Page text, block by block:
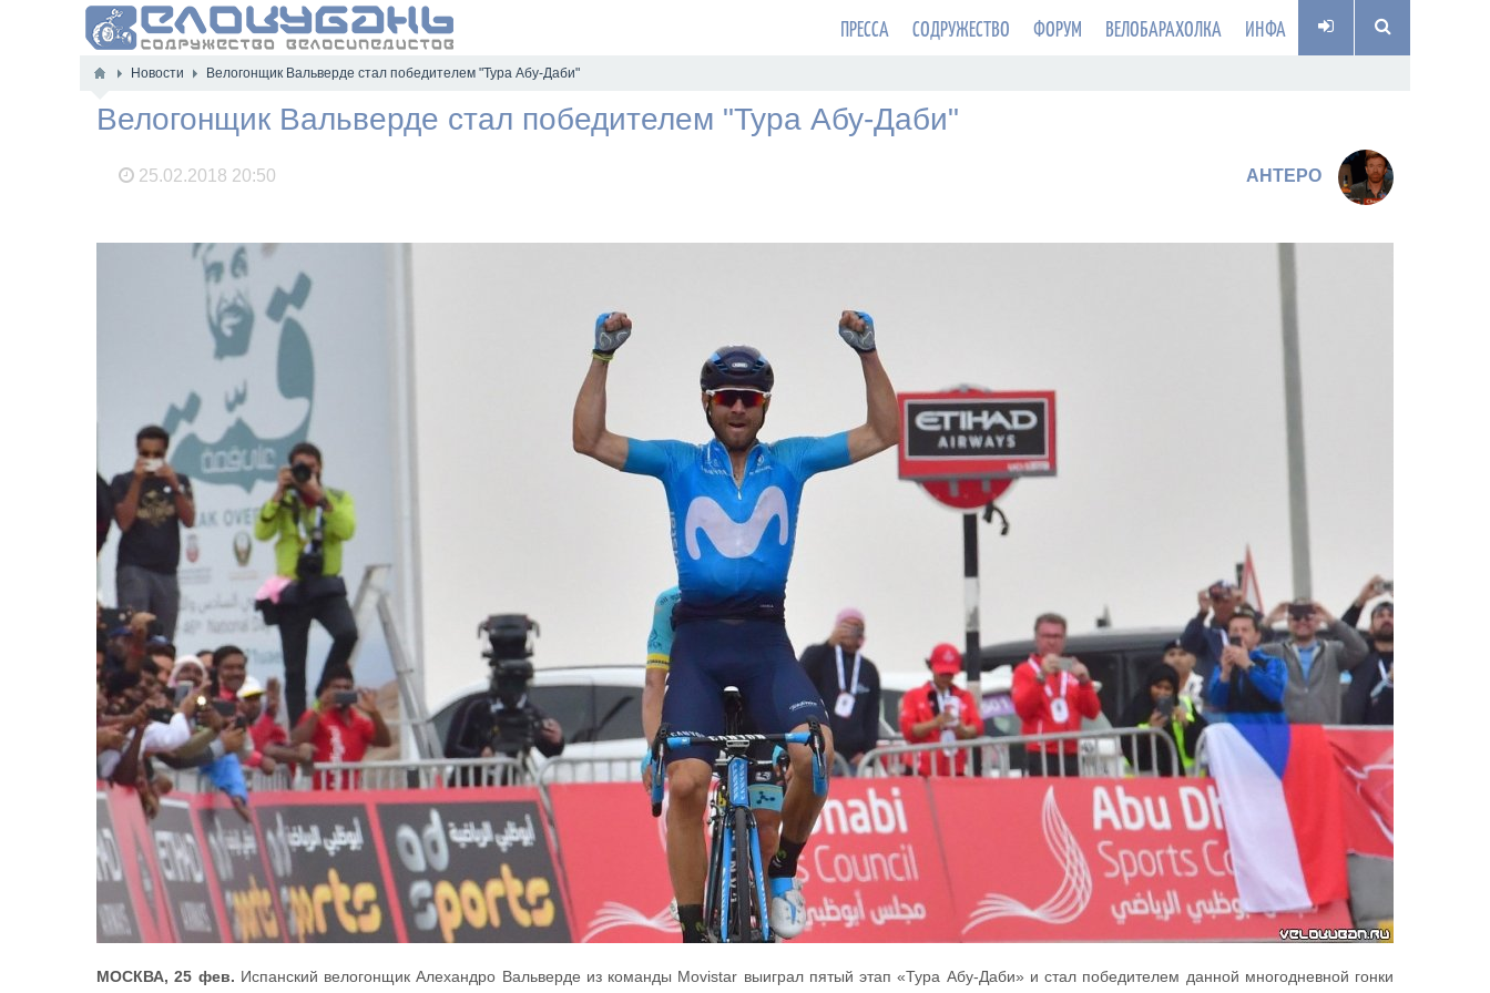
ПРЕССА СОДРУЖЕСТВО ФОРУМ ВЕЛОБАРАХОЛКА ИНФА
Новости Велогонщик Вальверде стал победителем "Тура Абу-Даби"
Велогонщик Вальверде стал победителем "Тура Абу-Даби"
25.02.2018 20:50 AHTEPO
МОСКВА, 25 фев. Испанский велогонщик Алехандро Вальверде из команды Movistar выиграл пятый этап «Тура Абу-Даби» и стал победителем данной многодневной гонки